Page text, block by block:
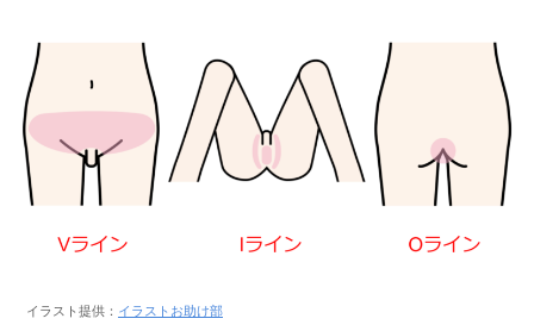
イラスト提供： イラストお助け部